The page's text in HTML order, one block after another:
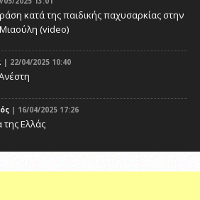
κατά της παιδικής παχυσαρκίας στην
(video)
| 22/04/2025 10:40
| 16/04/2025 17:26
Ελλάς